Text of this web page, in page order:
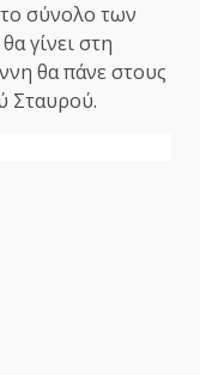
σύνολο των
γίνει στη
θα πάνε στους
Σταυρού.